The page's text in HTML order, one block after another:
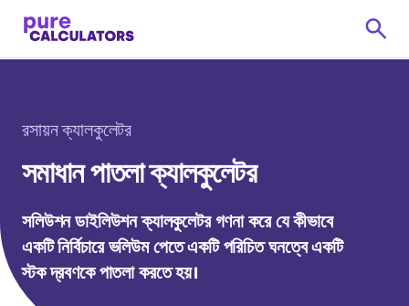
রসায়ন ক্যালকুলেটর
সমাধান পাতলা ক্যালকুলেটর
সলিউশন ডাইলিউশন ক্যালকুলেটর গণনা করে যে কীভাবে
একটি নির্বিচারে ভলিউম পেতে একটি পরিচিত ঘনত্বে একটি
স্টক দ্রবণকে পাতলা করতে হয়।